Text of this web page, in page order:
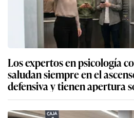
Los expertos en psicología
saludan siempre en el
defensiva y tienen apertura